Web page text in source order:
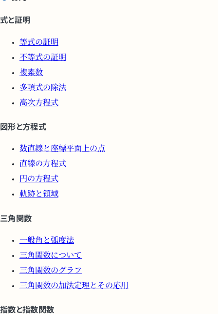
式と証明
等式の証明
不等式の証明
複素数
多項式の除法
高次方程式
図形と方程式
数直線と座標平面上の点
直線の方程式
円の方程式
軌跡と領域
三角関数
一般角と弧度法
三角関数について
三角関数のグラフ
三角関数の加法定理とその応用
指数と指数関数